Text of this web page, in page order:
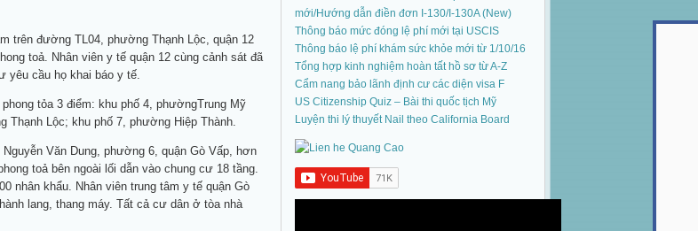
trên đường TL04, phường Thạnh Lộc, quận 12
toả. Nhân viên y tế quận 12 cùng cảnh sát đã
yêu cầu họ khai báo y tế.
tỏa 3 điểm: khu phố 4, phườngTrung Mỹ
Thạnh Lộc; khu phố 7, phường Hiệp Thành.
Văn Dung, phường 6, quận Gò Vấp, hơn
toả bên ngoài lối dẫn vào chung cư 18 tầng.
nhân khẩu. Nhân viên trung tâm y tế quận Gò
lang, thang máy. Tất cả cư dân ở tòa nhà
mới/Hướng dẫn điền đơn I-130/I-130A (New)
Thông báo mức đóng lệ phí mới tại USCIS
Thông báo lệ phí khám sức khỏe mới từ 1/10/16
Tổng hợp kinh nghiệm hoàn tất hồ sơ từ A-Z
Cẩm nang bảo lãnh định cư các diện visa F
US Citizenship Quiz – Bài thi quốc tịch Mỹ
Luyện thi lý thuyết Nail theo California Board